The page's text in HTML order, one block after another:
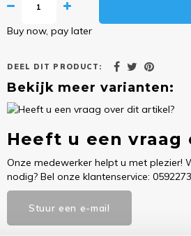
Buy now, pay later
DEEL DIT PRODUCT:
Bekijk meer varianten:
Heeft u een
Onze medewerker helpt u met plezier!
nodig? Bel onze klantenservice:
Stuur een e-mail